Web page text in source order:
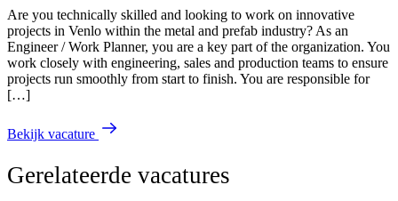
Are you technically skilled and looking to work on innovative
projects in Venlo within the metal and prefab industry? As an
Engineer / Work Planner, you are a key part of the organization. You
work closely with engineering, sales and production teams to ensure
projects run smoothly from start to finish. You are responsible for
[…]
Bekijk vacature
Gerelateerde vacatures